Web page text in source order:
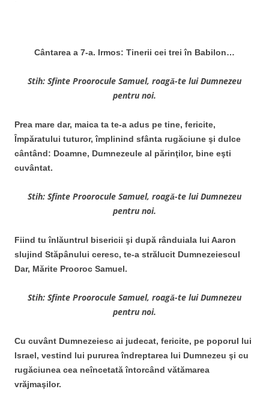
Cântarea a 7-a. Irmos: Tinerii cei trei în Babilon…
Stih: Sfinte Proorocule Samuel, roagă-te lui Dumnezeu
pentru noi.
Prea mare dar, maica ta te-a adus pe tine, fericite,
Împăratului tuturor, împlinind sfânta rugăciune şi dulce
cântând: Doamne, Dumnezeule al părinţilor, bine eşti
cuvântat.
Stih: Sfinte Proorocule Samuel, roagă-te lui Dumnezeu
pentru noi.
Fiind tu înlăuntrul bisericii şi după rânduiala lui Aaron
slujind Stăpânului ceresc, te-a strălucit Dumnezeiescul
Dar, Mărite Prooroc Samuel.
Stih: Sfinte Proorocule Samuel, roagă-te lui Dumnezeu
pentru noi.
Cu cuvânt Dumnezeiesc ai judecat, fericite, pe poporul lui
Israel, vestind lui pururea îndreptarea lui Dumnezeu şi cu
rugăciunea cea neîncetată întorcând vătămarea
vrăjmaşilor.